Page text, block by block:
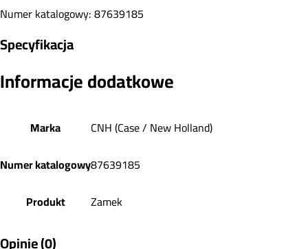
Numer katalogowy: 87639185
Specyfikacja
Informacje dodatkowe
Marka
CNH (Case / New Holland)
Numer katalogowy87639185
Produkt
Zamek
Opinie (0)